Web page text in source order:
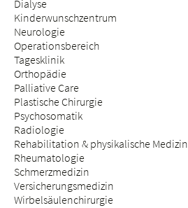
Dialyse
Kinderwunschzentrum
Neurologie
Operationsbereich
Tagesklinik
Orthopädie
Palliative Care
Plastische Chirurgie
Psychosomatik
Radiologie
Rehabilitation & physikalische Medizin
Rheumatologie
Schmerzmedizin
Versicherungsmedizin
Wirbelsäulenchirurgie